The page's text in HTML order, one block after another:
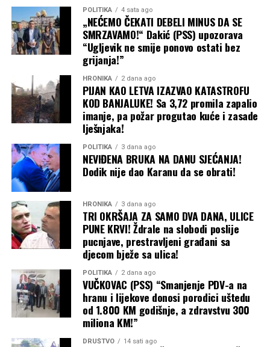
POLITIKA 4 sata ago
„NEĆEMO ČEKATI DEBELI MINUS DA SE
SMRZAVAMO!“ Dakić (PSS) upozorava
“Ugljevik ne smije ponovo ostati bez
grijanja!”
HRONIKA 2 dana ago
PIJAN KAO LETVA IZAZVAO KATASTROFU
KOD BANJALUKE! Sa 3,72 promila zapalio
imanje, pa požar progutao kuće i zasade
lješnjaka!
POLITIKA 3 dana ago
NEVIĐENA BRUKA NA DANU SJEĆANJA!
Dodik nije dao Karanu da se obrati!
HRONIKA 3 dana ago
TRI OKRŠAJA ZA SAMO DVA DANA, ULICE
PUNE KRVI! Ždrale na slobodi poslije
pucnjave, prestravljeni građani sa
djecom bježe sa ulica!
POLITIKA 2 dana ago
VUČKOVAC (PSS) “Smanjenje PDV-a na
hranu i lijekove donosi porodici uštedu
od 1.800 KM godišnje, a zdravstvu 300
miliona KM!”
DRUŠTVO 14 sati ago